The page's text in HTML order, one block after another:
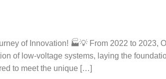
of Innovation! 🏭💡 From 2022 to 2023,
of low-voltage systems, laying the
to meet the unique […]